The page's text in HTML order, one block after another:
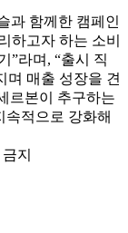
과 함께한 캠페인
하고자 하는 소비
”라며, “출시 직
며 매출 성장을 견
르본이 추구하는
속적으로 강화해
지